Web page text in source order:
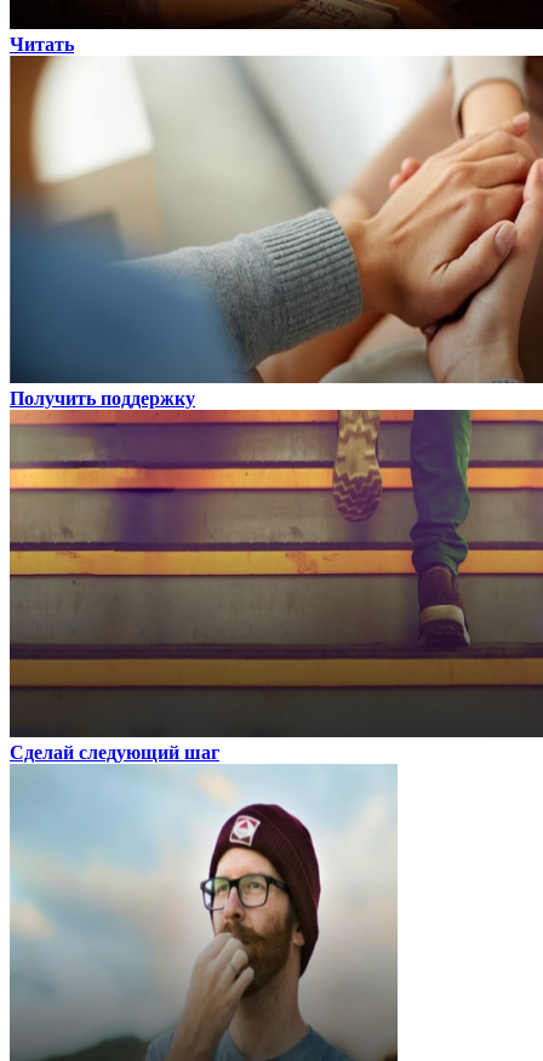
Читать
Получить поддержку
Сделай следующий шаг